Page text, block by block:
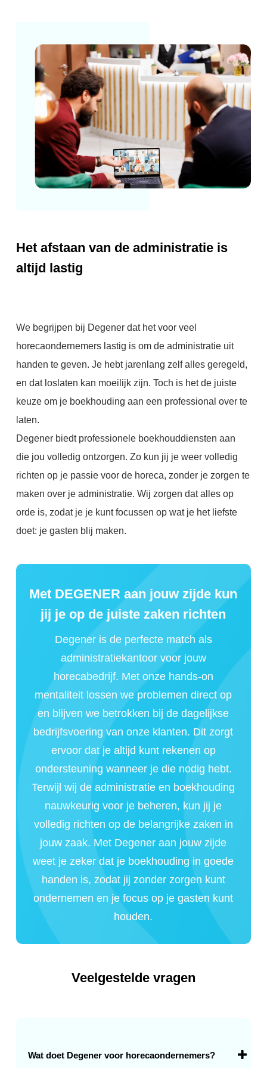
Het afstaan van de administratie is
altijd lastig
We begrijpen bij Degener dat het voor veel
horecaondernemers lastig is om de administratie uit
handen te geven. Je hebt jarenlang zelf alles geregeld,
en dat loslaten kan moeilijk zijn. Toch is het de juiste
keuze om je boekhouding aan een professional over te
laten.
Degener biedt professionele boekhouddiensten aan
die jou volledig ontzorgen. Zo kun jij je weer volledig
richten op je passie voor de horeca, zonder je zorgen te
maken over je administratie. Wij zorgen dat alles op
orde is, zodat je je kunt focussen op wat je het liefste
doet: je gasten blij maken.
Met DEGENER aan jouw zijde kun
jij je op de juiste zaken richten
Degener is de perfecte match als
administratiekantoor voor jouw
horecabedrijf. Met onze hands-on
mentaliteit lossen we problemen direct op
en blijven we betrokken bij de dagelijkse
bedrijfsvoering van onze klanten. Dit zorgt
ervoor dat je altijd kunt rekenen op
ondersteuning wanneer je die nodig hebt.
Terwijl wij de administratie en boekhouding
nauwkeurig voor je beheren, kun jij je
volledig richten op de belangrijke zaken in
jouw zaak. Met Degener aan jouw zijde
weet je zeker dat je boekhouding in goede
handen is, zodat jij zonder zorgen kunt
ondernemen en je focus op je gasten kunt
houden.
Veelgestelde vragen
Wat doet Degener voor horecaondernemers?